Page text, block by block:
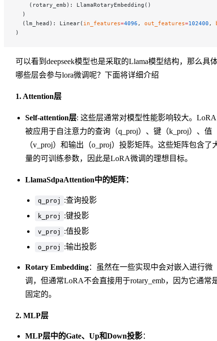
    (rotary_emb): LlamaRotaryEmbedding()
  )
  (lm_head): Linear(
in_features=4096 , out_features=102400 ,
)
可以看到deepseek模型也是采取的Llama模型结构，那么具
哪些层会参与lora微调呢？下面将详细介绍
1. Attention层
Self-attention层: 这些层通常对模型性能影响较大。
被应用于自注意力的查询（q_proj）、键（k_proj）、值
（v_proj）和输出（o_proj）投影矩阵。这些矩阵包含了
量的可训练参数，因此是LoRA微调的理想目标。
LlamaSdpaAttention中的矩阵：
q_proj :查询投影
k_proj :键投影
v_proj :值投影
o_proj :输出投影
Rotary Embedding：虽然在一些实现中会对嵌入进行微
调，但通常LoRA不会直接用于rotary_emb，因为它通常
固定的。
2. MLP层
MLP层中的Gate、Up和Down投影：